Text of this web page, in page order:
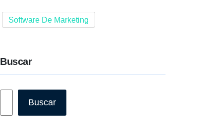
Software De Marketing
Buscar
Buscar